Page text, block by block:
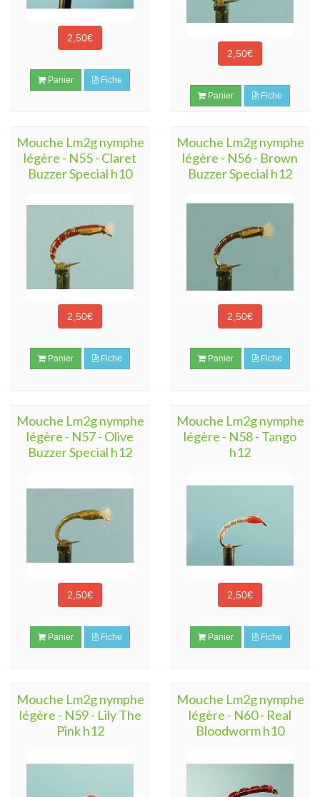
2,50€
Panier Fiche
2,50€
Panier Fiche
Mouche Lm2g nymphe
légère - N55 - Claret
Buzzer Special h10
2,50€
Panier Fiche
Mouche Lm2g nymphe
légère - N56 - Brown
Buzzer Special h12
2,50€
Panier Fiche
Mouche Lm2g nymphe
légère - N57 - Olive
Buzzer Special h12
2,50€
Panier Fiche
Mouche Lm2g nymphe
légère - N58 - Tango
h12
2,50€
Panier Fiche
Mouche Lm2g nymphe
légère - N59 - Lily The
Pink h12
Mouche Lm2g nymphe
légère - N60 - Real
Bloodworm h10